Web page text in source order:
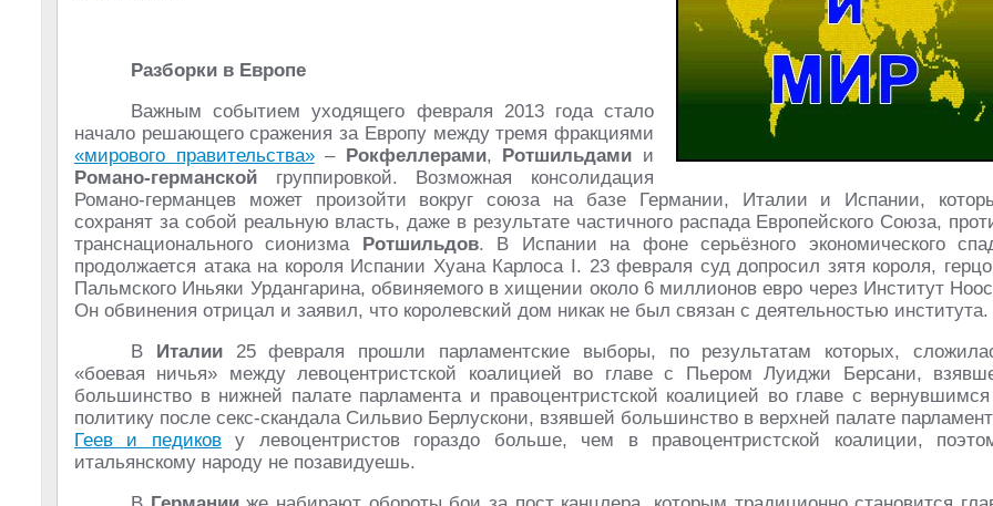
Разборки в Европе
Важным событием уходящего февраля 2013 года стало
начало решающего сражения за Европу между тремя фракциями
«мирового правительства»– Рокфеллерами, Ротшильдами и
Романо-германской группировкой. Возможная консолидация
Романо-германцев может произойти вокруг союза на базе Германии, Италии и Испании,
сохранят за собой реальную власть, даже в результате частичного распада Европейского Союза,
транснационального сионизма Ротшильдов. В Испании на фоне серьёзного экономического
продолжается атака на короля Испании Хуана Карлоса I. 23 февраля суд допросил зятя короля,
Пальмского Иньяки Урдангарина, обвиняемого в хищении около 6 миллионов евро через Институт
Он обвинения отрицал и заявил, что королевский дом никак не был связан с деятельностью института.
В Италии25 февраля прошли парламентские выборы, по результатам которых,
«боевая ничья» между левоцентристской коалицией во главе с Пьером Луиджи Берсани,
большинство в нижней палате парламента и правоцентристской коалицией во главе с
политику после секс-скандала Сильвио Берлускони, взявшей большинство в верхней палате
Геев и педикову левоцентристов гораздо больше, чем в правоцентристской коалиции,
итальянскому народу не позавидуешь.